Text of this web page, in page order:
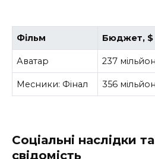
Фільм Бюджет, $
Аватар 237
Месники: Фінал 356
Соціальні наслідки
свідомість